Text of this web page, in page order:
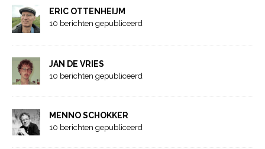
ERIC OTTENHEIJM
10 berichten gepubliceerd
JAN DE VRIES
10 berichten gepubliceerd
MENNO SCHOKKER
10 berichten gepubliceerd